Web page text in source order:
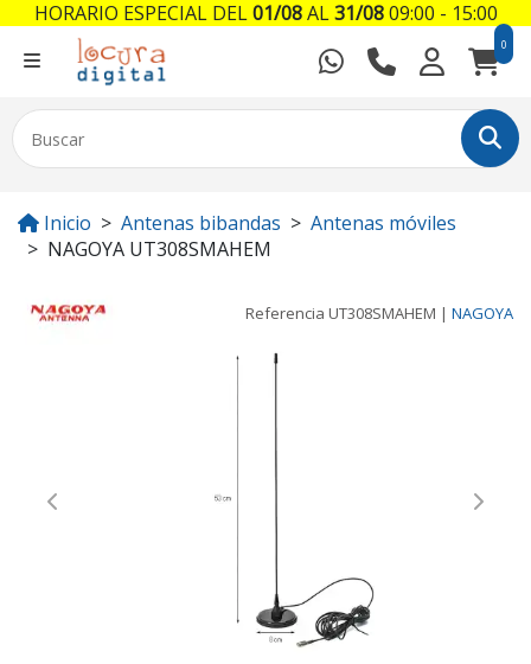
0
Inicio Antenas bibandas
Antenas móviles
NAGOYA UT308SMAHEM
Referencia UT308SMAHEM | NAGOYA
Previous Next
HORARIO ESPECIAL DEL01/08AL31/0809:00 - 15:00